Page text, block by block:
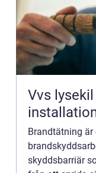
Vvs
Brandtätning är
skyddsbarriär